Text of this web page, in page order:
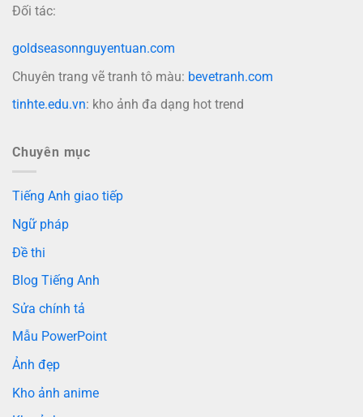
Đối tác:
goldseasonnguyentuan.com
Chuyên trang vẽ tranh tô màu: bevetranh.com
tinhte.edu.vn: kho ảnh đa dạng hot trend
Chuyên mục
Tiếng Anh giao tiếp
Ngữ pháp
Đề thi
Blog Tiếng Anh
Sửa chính tả
Mẫu PowerPoint
Ảnh đẹp
Kho ảnh anime